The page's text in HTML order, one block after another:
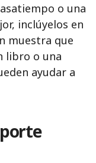
o una
inclúyelos en
muestra que
libro o una
ayudar a